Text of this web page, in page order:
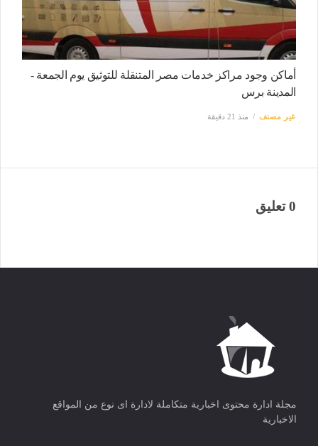
أماكن وجود مراكز خدمات مصر المتنقلة للتوثيق يوم الجمعة -
المدينة برس
غير مصنف منذ 21 دقيقة
0 تعليق
مجلة ادارة محتوى اخبارية متكاملة لادارة اى نوع من المواقع
الاخبارية